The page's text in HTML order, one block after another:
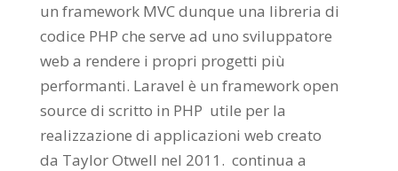
un framework MVC dunque una libreria di
codice PHP che serve ad uno sviluppatore
web a rendere i propri progetti più
performanti. Laravel è un framework open
source di scritto in PHP utile per la
realizzazione di applicazioni web creato
da Taylor Otwell nel 2011. continua a